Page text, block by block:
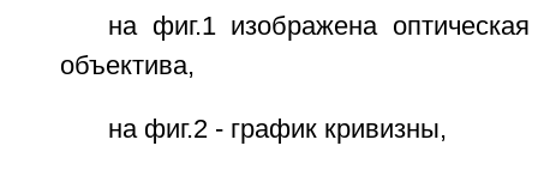
на фиг.1 изображена
объектива,
на фиг.2 - график кривизны,